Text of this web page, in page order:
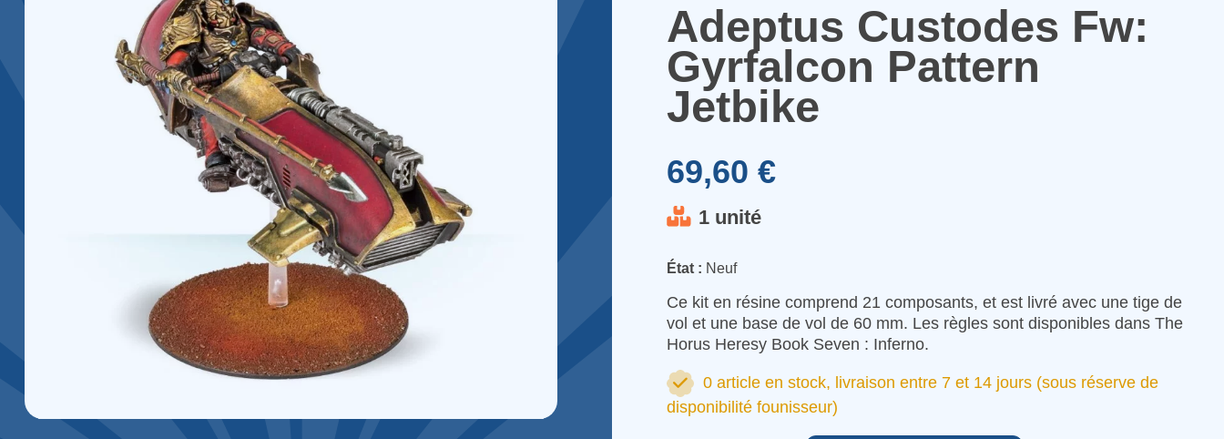
Adeptus Custodes Fw:
Gyrfalcon Pattern
Jetbike
69,60 €
1 unité
État : Neuf
Ce kit en résine comprend 21 composants, et est livré avec une tige de
vol et une base de vol de 60 mm. Les règles sont disponibles dans The
Horus Heresy Book Seven : Inferno.
0 article en stock, livraison entre 7 et 14 jours (sous réserve de
disponibilité founisseur)